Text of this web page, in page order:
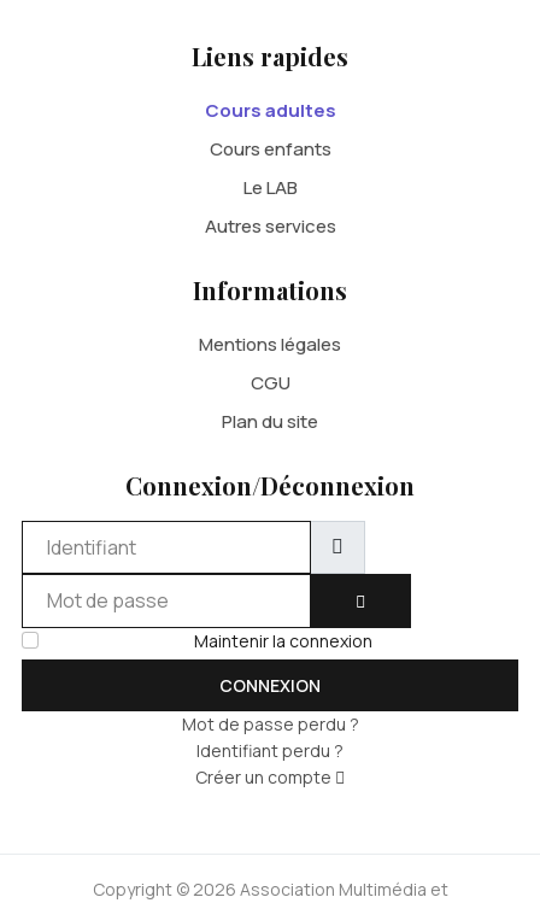
Liens rapides
Cours adultes
Cours enfants
Le LAB
Autres services
Informations
Mentions légales
CGU
Plan du site
Connexion/Déconnexion
AFFICHER LE MOT DE
Maintenir la connexion
CONNEXION
Mot de passe perdu ?
Identifiant perdu ?
Créer un compte
Copyright © 2026 Association Multimédia et